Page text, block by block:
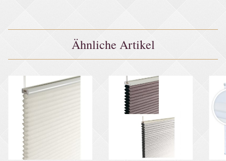
Ähnliche Artikel